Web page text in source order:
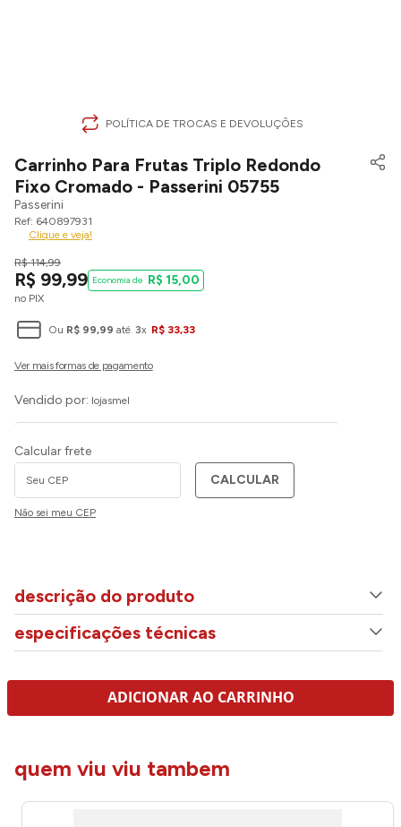
POLÍTICA DE TROCAS E DEVOLUÇÕES
Carrinho Para Frutas Triplo Redondo
Fixo Cromado - Passerini 05755
Passerini
640897931
Clique e veja!
R$ 114,99
R$ 99,99
no PIX
R$ 15,00
Ou R$ 99,99 até 3x R$ 33,33
Vendido por: lojasmel
Calcular frete
CALCULAR
Não sei meu CEP
descrição do produto
especificações técnicas
ADICIONAR AO CARRINHO
quem viu viu tambem